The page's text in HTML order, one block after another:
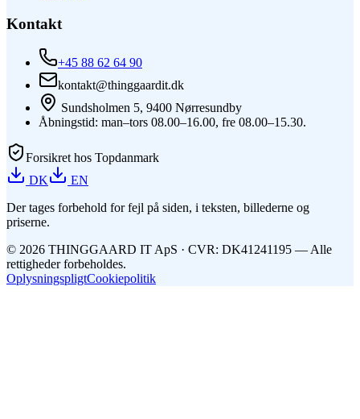
Kontakt
+45 88 62 64 90
kontakt@thinggaardit.dk
Sundsholmen 5, 9400 Nørresundby
Åbningstid: man–tors 08.00–16.00, fre 08.00–15.30.
Forsikret hos Topdanmark
DK
EN
Der tages forbehold for fejl på siden, i teksten, billederne og
priserne.
© 2026 THINGGAARD IT ApS · CVR: DK41241195 — Alle
rettigheder forbeholdes.
OplysningspligtCookiepolitik